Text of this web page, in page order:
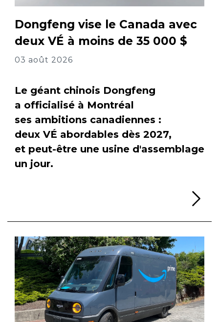
Dongfeng vise le Canada avec
deux VÉ à moins de 35 000 $
03 août 2026
Le géant chinois Dongfeng
a officialisé à Montréal
ses ambitions canadiennes :
deux VÉ abordables dès 2027,
et peut-être une usine d'assemblage
un jour.